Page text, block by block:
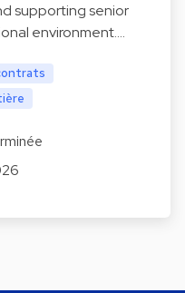
supporting senior
environment.…